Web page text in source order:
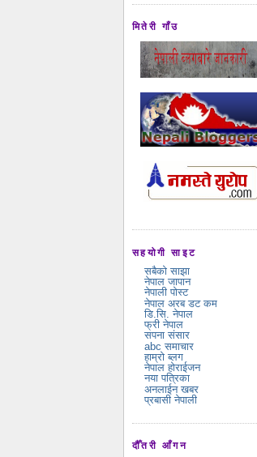
मितेरी गाँउ
सहयोगी साइट
सबैको साझा
नेपाल जापान
नेपाली पोस्ट
नेपाल अरब डट कम
डि.सि. नेपाल
फ्री नेपाल
सपना संसार
abc समाचार
हाम्रो ब्लग
नेपाल होराईजन
नया पत्रिका
अनलाईन खबर
प्रबासी नेपाली
दौँतरी आँगन